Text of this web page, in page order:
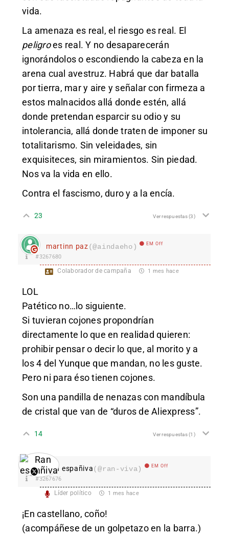
vida.
La amenaza es real, el riesgo es real. El
peligroes real. Y no desaparecerán
ignorándolos o escondiendo la cabeza en la
arena cual avestruz. Habrá que dar batalla
por tierra, mar y aire y señalar con firmeza a
estos malnacidos allá donde estén, allá
donde pretendan esparcir su odio y su
intolerancia, allá donde traten de imponer su
totalitarismo. Sin veleidades, sin
exquisiteces, sin miramientos. Sin piedad.
Nos va la vida en ello.
Contra el fascismo, duro y a la encía.
23 Ver respuestas(3)
martinn paz(@aindaeho) EM Off
#3267680
Colaborador de campaña 1 mes hace
LOL
Patético no…lo siguiente.
Si tuvieran cojones propondrían
directamente lo que en realidad quieren:
prohibir pensar o decir lo que, al morito y a
los 4 del Yunque que mandan, no les guste.
Pero ni para éso tienen cojones.
Son una pandilla de nenazas con mandíbula
de cristal que van de “duros de Aliexpress”.
14 Ver respuestas(1)
Ran españiva(@ran-viva) EM Off
#3267676
Líder político 1 mes hace
¡En castellano, coño!
(acompáñese de un golpetazo en la barra.)